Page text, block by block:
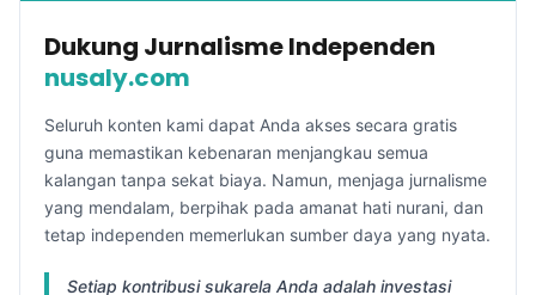
Dukung Jurnalisme Independen
nusaly.com
Seluruh konten kami dapat Anda akses secara gratis
guna memastikan kebenaran menjangkau semua
kalangan tanpa sekat biaya. Namun, menjaga jurnalisme
yang mendalam, berpihak pada amanat hati nurani, dan
tetap independen memerlukan sumber daya yang nyata.
Setiap kontribusi sukarela Anda adalah investasi